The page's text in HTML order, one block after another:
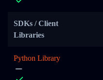
SDKs / Client
Libraries
Python Library